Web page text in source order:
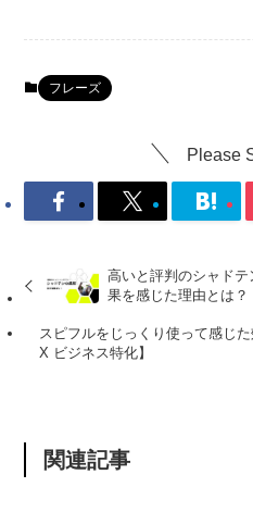
フレーズ
Please
高いと評判のシャド
果を感じた理由とは？
スピフルをじっくり使って感じ
X ビジネス特化】
関連記事